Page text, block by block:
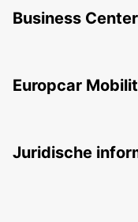
Business Center
Europcar
Juridische